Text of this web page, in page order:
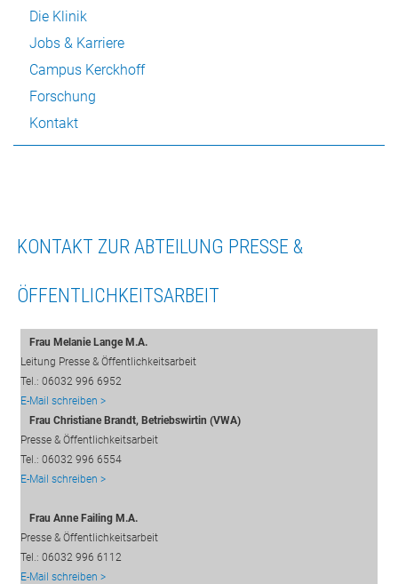
Die Klinik
Jobs & Karriere
Campus Kerckhoff
Forschung
Kontakt
KONTAKT ZUR ABTEILUNG PRESSE &
ÖFFENTLICHKEITSARBEIT
Frau Melanie Lange M.A.
Leitung Presse & Öffentlichkeitsarbeit
Tel.: 06032 996 6952
E-Mail schreiben >
Frau Christiane Brandt, Betriebswirtin (VWA)
Presse & Öffentlichkeitsarbeit
Tel.: 06032 996 6554
E-Mail schreiben >
Frau Anne Failing M.A.
Presse & Öffentlichkeitsarbeit
Tel.: 06032 996 6112
E-Mail schreiben >